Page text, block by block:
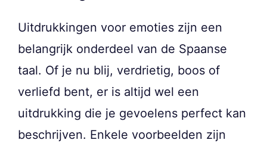
Uitdrukkingen voor emoties zijn een
belangrijk onderdeel van de Spaanse
taal. Of je nu blij, verdrietig, boos of
verliefd bent, er is altijd wel een
uitdrukking die je gevoelens perfect kan
beschrijven. Enkele voorbeelden zijn